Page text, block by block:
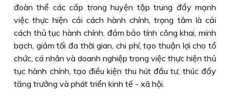
đoàn thể các cấp trong huyện tập trung đẩy mạnh
việc thực hiện cải cách hành chính, trọng tâm là cải
cách thủ tục hành chính, đảm bảo tính công khai, minh
bạch, giảm tối đa thời gian, chi phí, tạo thuận lợi cho tổ
chức, cá nhân và doanh nghiệp trong việc thực hiện thủ
tục hành chính, tạo điều kiện thu hút đầu tư, thúc đẩy
tăng trưởng và phát triển kinh tế - xã hội.